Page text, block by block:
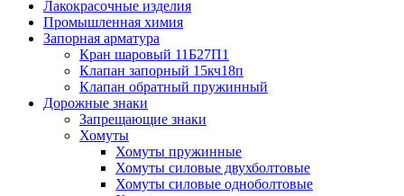
Лакокрасочные изделия
Промышленная химия
Запорная арматура
Кран шаровый 11Б27П1
Клапан запорный 15кч18п
Клапан обратный пружинный
Дорожные знаки
Запрещающие знаки
Хомуты
Хомуты пружинные
Хомуты силовые двухболтовые
Хомуты силовые одноболтовые